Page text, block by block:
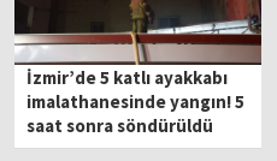
İzmir’de 5 katlı ayakkabı
imalathanesinde yangın! 5
saat sonra söndürüldü